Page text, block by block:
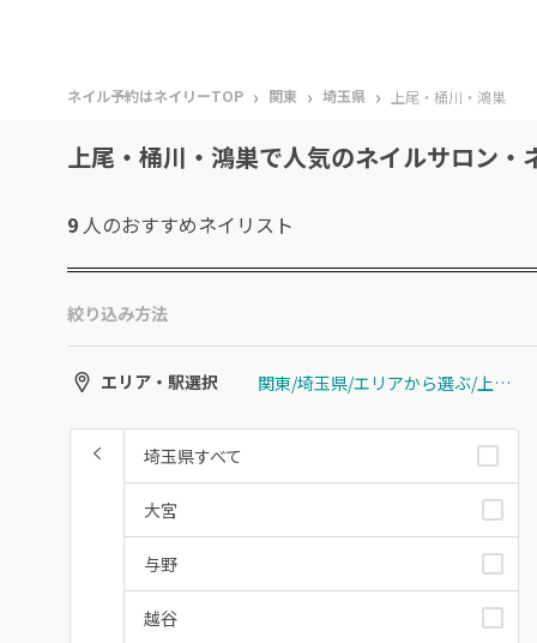
ネイル予約はネイリーTOP › 関東 › 埼玉県 › 上尾・桶川・鴻巣
上尾・桶川・鴻巣で人気のネイルサロン・
9 人のおすすめネイリスト
絞り込み方法
エリア・駅選択 関東/埼玉県/エリアから選ぶ/上尾・桶川・鴻巣
埼玉県すべて
大宮
与野
越谷